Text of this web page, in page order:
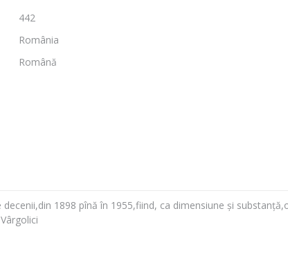
442
România
Română
1898 pînă în 1955,fiind, ca dimensiune și